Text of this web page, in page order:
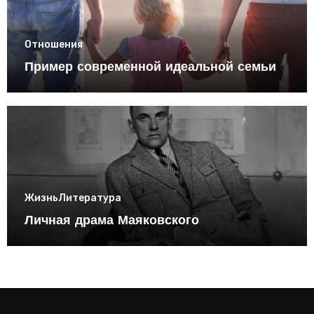
Отношения
Пример современной идеальной семьи
ЖизньЛитература
Личная драма Маяковского